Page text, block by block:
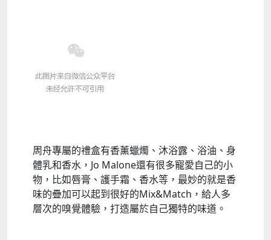
周舟專屬的禮盒有香薰蠟燭、沐浴露、浴油、身
體乳和香水，Jo Malone還有很多寵愛自己的小
物，比如唇膏、護手霜、香水等，最妙的就是香
味的疊加可以起到很好的Mix&Match，給人多
層次的嗅覺體驗，打造屬於自己獨特的味道。